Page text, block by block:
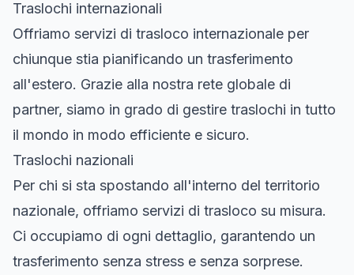
Traslochi internazionali
Offriamo servizi di trasloco internazionale per
chiunque stia pianificando un trasferimento
all'estero. Grazie alla nostra rete globale di
partner, siamo in grado di gestire traslochi in tutto
il mondo in modo efficiente e sicuro.
Traslochi nazionali
Per chi si sta spostando all'interno del territorio
nazionale, offriamo servizi di trasloco su misura.
Ci occupiamo di ogni dettaglio, garantendo un
trasferimento senza stress e senza sorprese.